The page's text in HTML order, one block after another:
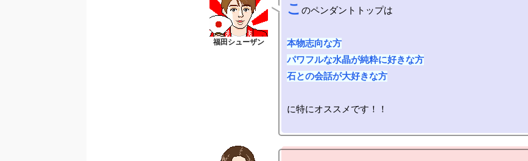
こ のペンダントトップは
本物志向な方
パワフルな水晶が純粋に好きな方
石との会話が大好きな方
に特にオススメです！！